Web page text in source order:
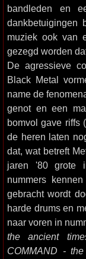
bandleden en
dankbetuigingen
muziek ook van
gezegd worden
De agressieve
Black Metal
name de
genot en een
bomvol gave riffs
de heren laten
dat, wat betreft
jaren '80 grote
nummers
gebracht wordt
harde drums en
naar voren in
the ancient
COMMAND -